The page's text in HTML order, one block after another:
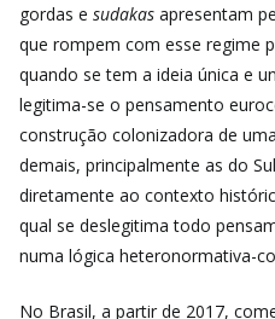
gordas e sudakas apresentam
que rompem com esse regime
quando se tem a ideia única e
legitima-se o pensamento
construção colonizadora de
demais, principalmente as do
diretamente ao contexto
qual se deslegitima todo
numa lógica heteronormativa-
No Brasil, a partir de 2017,